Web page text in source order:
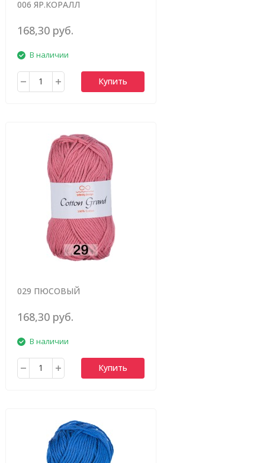
006 ЯР.КОРАЛЛ
168,30 руб.
В наличии
Купить
029 ПЮСОВЫЙ
168,30 руб.
В наличии
Купить